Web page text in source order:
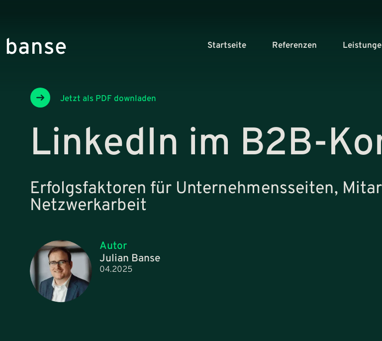
Startseite Referenzen
Jetzt als PDF downladen
LinkedIn im B2B-
Erfolgsfaktoren für Unternehmensseiten,
Netzwerkarbeit
Autor
Julian Banse
04.2025